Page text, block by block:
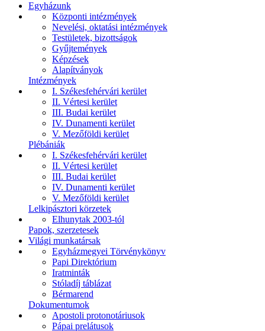
Egyházunk
Központi intézmények
Nevelési, oktatási intézmények
Testületek, bizottságok
Gyűjtemények
Képzések
Alapítványok
Intézmények
I. Székesfehérvári kerület
II. Vértesi kerület
III. Budai kerület
IV. Dunamenti kerület
V. Mezőföldi kerület
Plébániák
I. Székesfehérvári kerület
II. Vértesi kerület
III. Budai kerület
IV. Dunamenti kerület
V. Mezőföldi kerület
Lelkipásztori körzetek
Elhunytak 2003-tól
Papok, szerzetesek
Világi munkatársak
Egyházmegyei Törvénykönyv
Papi Direktórium
Iratminták
Stóladíj táblázat
Bérmarend
Dokumentumok
Apostoli protonotáriusok
Pápai prelátusok